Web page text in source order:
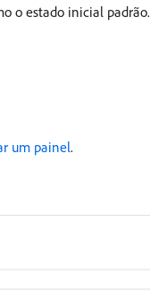
o estado inicial padrão.
um painel.